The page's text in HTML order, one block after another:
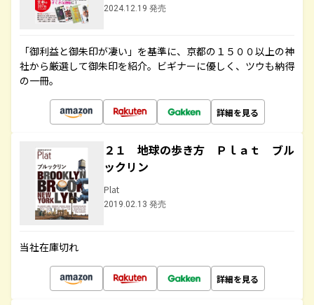
2024.12.19 発売
「御利益と御朱印が凄い」を基準に、京都の１５００以上の神
社から厳選して御朱印を紹介。ビギナーに優しく、ツウも納得
の一冊。
詳細を見る
２１ 地球の歩き方 Ｐｌａｔ ブル
ックリン
Plat
2019.02.13 発売
当社在庫切れ
詳細を見る